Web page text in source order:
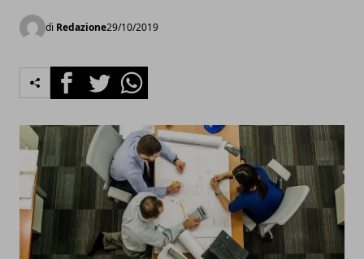
di Redazione29/10/2019
FacebookTwitterWhatsapp